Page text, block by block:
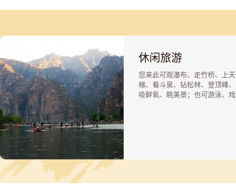
休闲旅游
您来此可观瀑布、走竹桥、上天
梯、看斗泉、钻松林、登顶峰、
吸鲜氧、眺美景；也可游泳、戏